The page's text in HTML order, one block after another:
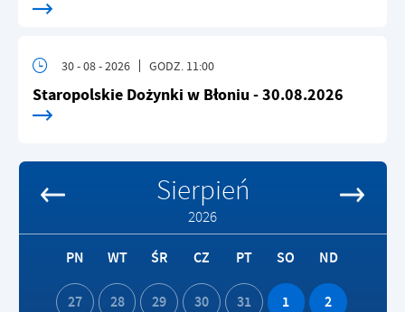
30 - 08 - 2026 GODZ. 11:00
Staropolskie Dożynki w Błoniu - 30.08.2026
Sierpień
2026
PN WT ŚR CZ PT SO ND
27 28 29 30 31 1 2